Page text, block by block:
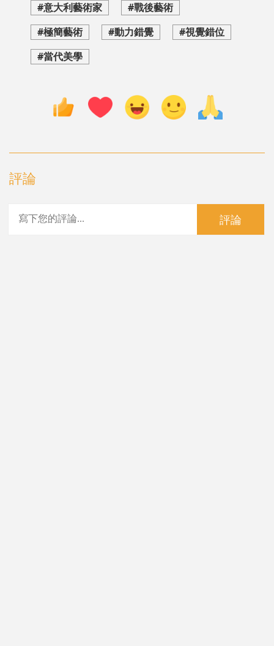
#意大利藝術家
#戰後藝術
#極簡藝術
#動力錯覺
#視覺錯位
#當代美學
評論
評論